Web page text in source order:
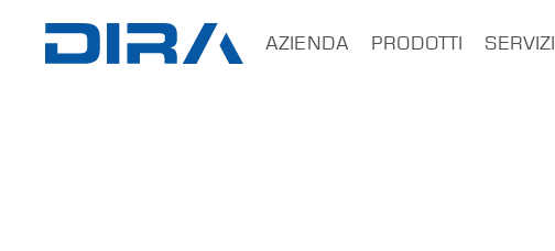
AZIENDA PRODOTTI SERVIZI